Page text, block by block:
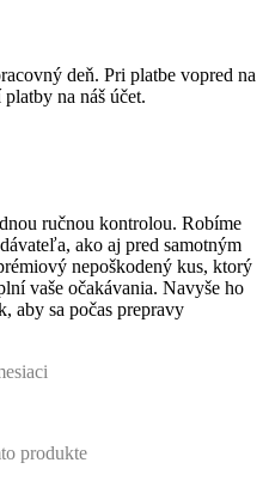
deň. Pri platbe vopred na
na náš účet.
ručnou kontrolou. Robíme
ako aj pred samotným
nepoškodený kus, ktorý
vaše očakávania. Navyše ho
aby sa počas prepravy
produkte